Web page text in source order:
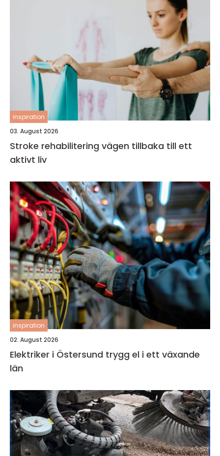
inspiration
03. August 2026
Stroke rehabilitering vägen tillbaka till ett
aktivt liv
inspiration
02. August 2026
Elektriker i Östersund trygg el i ett växande
län